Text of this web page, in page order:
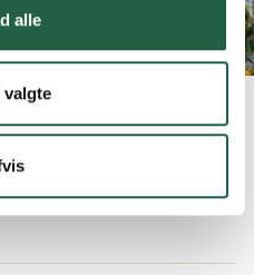
alle
valgte